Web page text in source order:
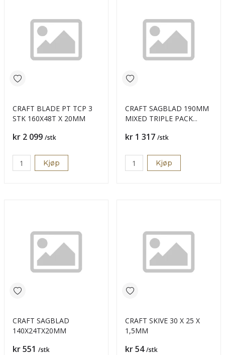
CRAFT BLADE PT TCP 3
STK 160X48T X 20MM
Pris
kr 2 099 /stk
Kjøp
CRAFT SAGBLAD 190MM
MIXED TRIPLE PACK
Pris
kr 1 317 /stk
Kjøp
CRAFT SAGBLAD
140X24TX20MM
Pris
kr 551 /stk
CRAFT SKIVE 30 X 25 X
1,5MM
Pris
kr 54 /stk